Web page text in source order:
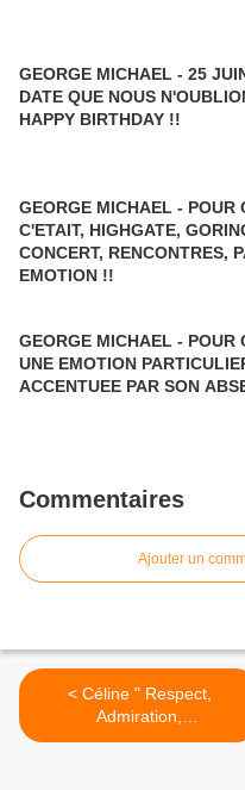
GEORGE MICHAEL - 25
DATE QUE NOUS
HAPPY BIRTHDAY !!
GEORGE MICHAEL - POUR
C'ETAIT, HIGHGATE,
CONCERT, RENCONTRES,
EMOTION !!
GEORGE MICHAEL - POUR
UNE EMOTION
ACCENTUEE PAR SON
Commentaires
Ajouter un
< Céline " Respect,
Admiration,
Reconnaissance " !!